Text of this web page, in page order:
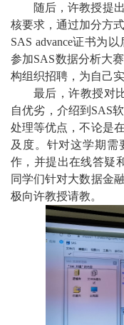
随后，许教授提
核要求，通过加分方
SAS advance证书为以
参加SAS数据分析大
构组织招聘，为自己
最后，许教授对
自优劣，介绍到 SAS
处理等优点，不论是
及度。针对这学期需
作，并提出在线答疑
同学们针对大数据金
极向许教授请教。